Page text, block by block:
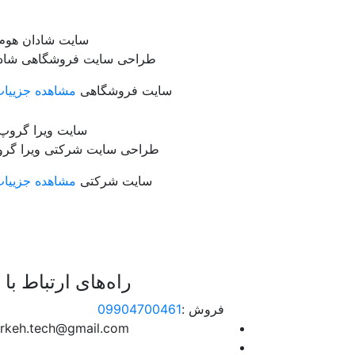
طراحی سایت فروشگاهی
#سایت فروشگاهی مشاهده
طراحی سایت شرکتی ویرا
#سایت شرکتی مشاهده
راه‌های ارتباط با
فروش :09904700461